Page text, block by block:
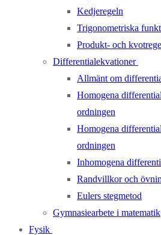
Kedjeregeln
Trigonometriska
Produkt- och
Differentialekvationer
Allmänt om
Homogena
ordningen
Homogena
ordningen
Inhomogena
Randvillkor och
Eulers stegmetod
Gymnasiearbete i matematik
Fysik